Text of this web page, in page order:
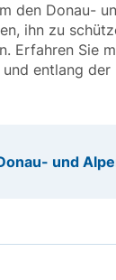
den Donau-
ihn zu
Erfahren Sie
entlang der
und